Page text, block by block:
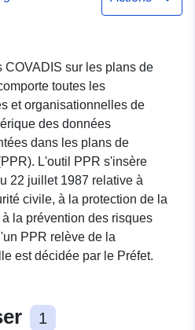
(Gers)
COVADIS sur les plans de
toutes les
et organisationnelles de
des données
dans les plans de
L'outil PPR s'insère
22 juillet 1987 relative à
civile, à la protection de la
la prévention des risques
PPR relève de la
est décidée par le Préfet.
1